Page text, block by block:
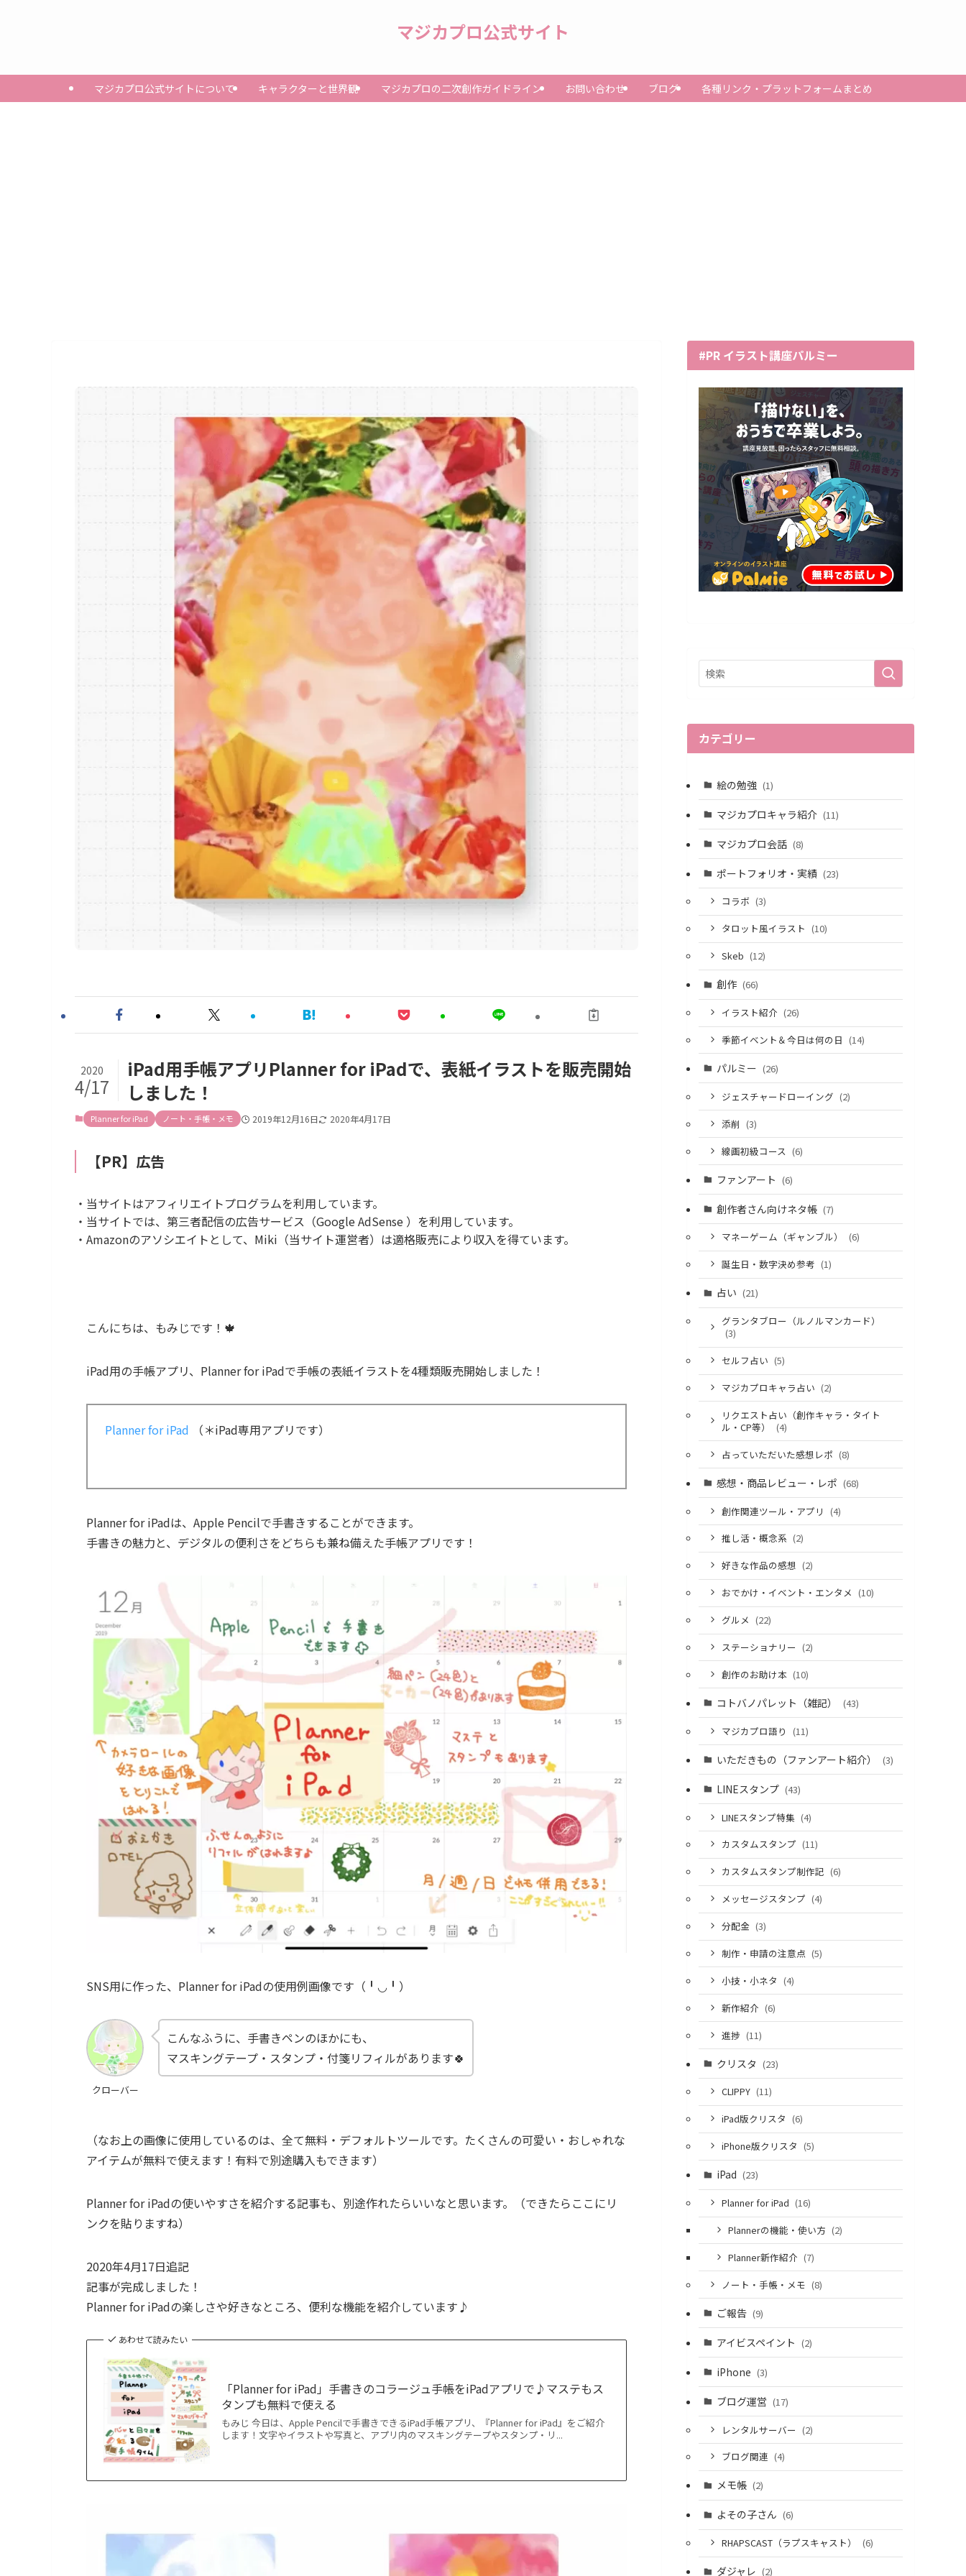
マジカプロ公式サイト
マジカプロ公式サイトについて キャラクターと世界観 マジカプロの二次創作ガイドライン お問い合わせ ブログ 各種リンク・プラットフォームまとめ
iPad用手帳アプリPlanner for iPadで、表紙イラストを販売開始
しました！
2020
4/17
Planner for iPad ノート・手帳・メモ 2019年12月16日 2020年4月17日
【PR】広告
・当サイトはアフィリエイトプログラムを利用しています。
・当サイトでは、第三者配信の広告サービス（Google AdSense ）を利用しています。
・Amazonのアソシエイトとして、Miki（当サイト運営者）は適格販売により収入を得ています。
こんにちは、もみじです！🍁
iPad用の手帳アプリ、Planner for iPadで手帳の表紙イラストを4種類販売開始しました！
Planner for iPad （＊iPad専用アプリです）
Planner for iPadは、Apple Pencilで手書きすることができます。
手書きの魅力と、デジタルの便利さをどちらも兼ね備えた手帳アプリです！
SNS用に作った、Planner for iPadの使用例画像です（╹◡╹）
クローバー
こんなふうに、手書きペンのほかにも、
マスキングテープ・スタンプ・付箋リフィルがあります🍀
（なお上の画像に使用しているのは、全て無料・デフォルトツールです。たくさんの可愛い・おしゃれな
アイテムが無料で使えます！有料で別途購入もできます）
Planner for iPadの使いやすさを紹介する記事も、別途作れたらいいなと思います。（できたらここにリ
ンクを貼りますね）
2020年4月17日追記
記事が完成しました！
Planner for iPadの楽しさや好きなところ、便利な機能を紹介しています♪
あわせて読みたい
「Planner for iPad」手書きのコラージュ手帳をiPadアプリで♪マステもス
タンプも無料で使える
もみじ 今日は、Apple Pencilで手書きできるiPad手帳アプリ、『Planner for iPad』をご紹介
します！文字やイラストや写真と、アプリ内のマスキングテープやスタンプ・リ...
#PR イラスト講座パルミー
カテゴリー
絵の勉強 (1)
マジカプロキャラ紹介 (11)
マジカプロ会話 (8)
ポートフォリオ・実績 (23)
コラボ (3)
タロット風イラスト (10)
Skeb (12)
創作 (66)
イラスト紹介 (26)
季節イベント＆今日は何の日 (14)
パルミー (26)
ジェスチャードローイング (2)
添削 (3)
線画初級コース (6)
ファンアート (6)
創作者さん向けネタ帳 (7)
マネーゲーム（ギャンブル）
(6)
誕生日・数字決め参考 (1)
占い (21)
グランタブロー（ルノルマンカード）
(3)
セルフ占い (5)
マジカプロキャラ占い (2)
リクエスト占い（創作キャラ・タイト
ル・CP等）
(4)
占っていただいた感想レポ (8)
感想・商品レビュー・レポ (68)
創作関連ツール・アプリ (4)
推し活・概念系 (2)
好きな作品の感想 (2)
おでかけ・イベント・エンタメ (10)
グルメ (22)
ステーショナリー (2)
創作のお助け本 (10)
コトバノパレット（雑記） (43)
マジカプロ語り (11)
いただきもの（ファンアート紹介） (3)
LINEスタンプ (43)
LINEスタンプ特集 (4)
カスタムスタンプ (11)
カスタムスタンプ制作記 (6)
メッセージスタンプ (4)
分配金 (3)
制作・申請の注意点 (5)
小技・小ネタ (4)
新作紹介 (6)
進捗 (11)
クリスタ (23)
CLIPPY (11)
iPad版クリスタ (6)
iPhone版クリスタ (5)
iPad (23)
Planner for iPad (16)
Plannerの機能・使い方 (2)
Planner新作紹介 (7)
ノート・手帳・メモ (8)
ご報告 (9)
アイビスペイント (2)
iPhone (3)
ブログ運営 (17)
レンタルサーバー (2)
ブログ関連 (4)
メモ帳 (2)
よその子さん (6)
RHAPSCAST（ラプスキャスト） (6)
ダジャレ (2)